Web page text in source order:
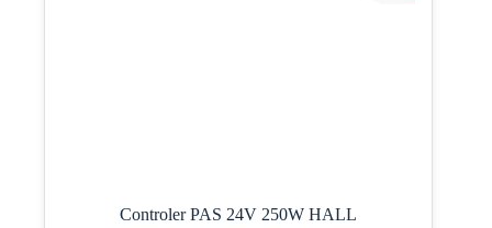
Controler PAS 24V 250W HALL